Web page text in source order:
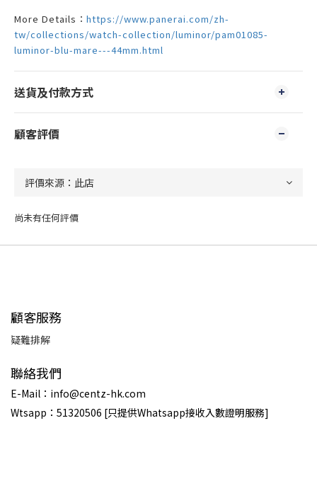
More Details： https://www.panerai.com/zh-
tw/collections/watch-collection/luminor/pam01085-
luminor-blu-mare---44mm.html
送貨及付款方式
顧客評價
尚未有任何評價
顧客服務
疑難排解
聯絡我們
E-Mail：info@centz-hk.com
Wtsapp：51320506 [只提供Whatsapp接收入數證明服務]